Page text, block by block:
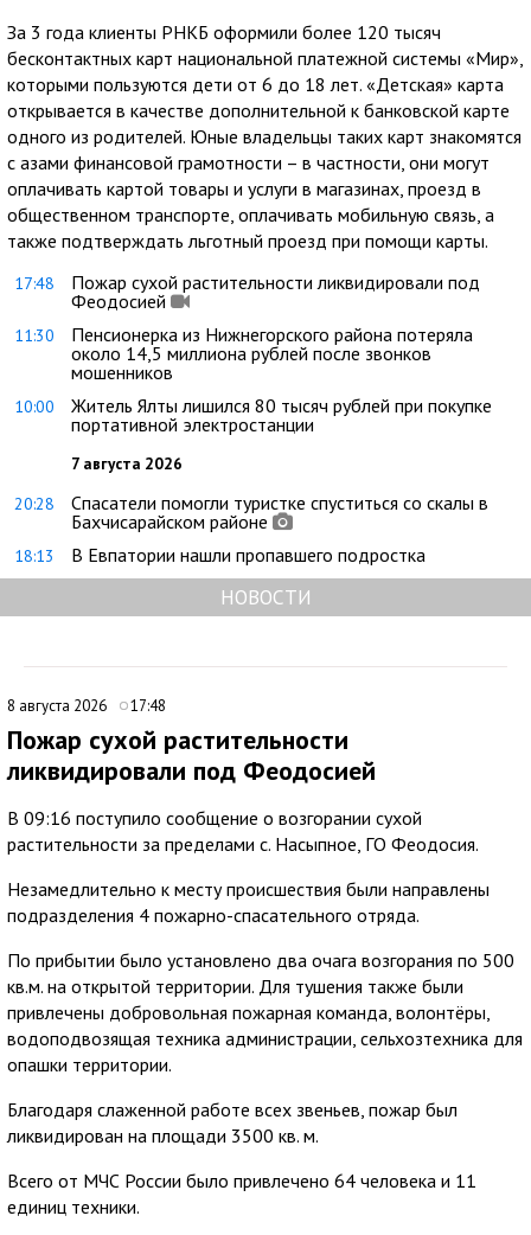
За 3 года клиенты РНКБ оформили более 120 тысяч
бесконтактных карт национальной платежной системы «Мир»,
которыми пользуются дети от 6 до 18 лет. «Детская» карта
открывается в качестве дополнительной к банковской карте
одного из родителей. Юные владельцы таких карт знакомятся
с азами финансовой грамотности – в частности, они могут
оплачивать картой товары и услуги в магазинах, проезд в
общественном транспорте, оплачивать мобильную связь, а
также подтверждать льготный проезд при помощи карты.
17:48
Пожар сухой растительности ликвидировали под
Феодосией
11:30
Пенсионерка из Нижнегорского района потеряла
около 14,5 миллиона рублей после звонков
мошенников
10:00
Житель Ялты лишился 80 тысяч рублей при покупке
портативной электростанции
7 августа 2026
20:28
Спасатели помогли туристке спуститься со скалы в
Бахчисарайском районе
18:13 В Евпатории нашли пропавшего подростка
НОВОСТИ
8 августа 2026 17:48
Пожар сухой растительности
ликвидировали под Феодосией
В 09:16 поступило сообщение о возгорании сухой
растительности за пределами с. Насыпное, ГО Феодосия.
Незамедлительно к месту происшествия были направлены
подразделения 4 пожарно-спасательного отряда.
По прибытии было установлено два очага возгорания по 500
кв.м. на открытой территории. Для тушения также были
привлечены добровольная пожарная команда, волонтёры,
водоподвозящая техника администрации, сельхозтехника для
опашки территории.
Благодаря слаженной работе всех звеньев, пожар был
ликвидирован на площади 3500 кв. м.
Всего от МЧС России было привлечено 64 человека и 11
единиц техники.